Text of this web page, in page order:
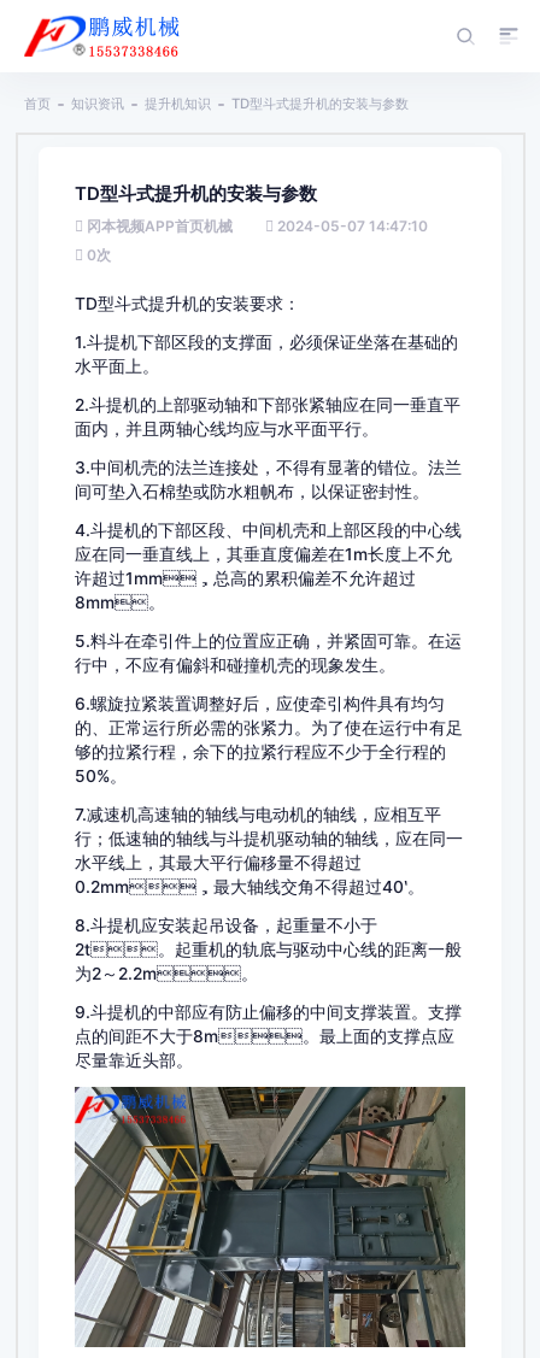
首页 知识资讯 提升机知识 TD型斗式提升机的安装与参数
TD型斗式提升机的安装与参数
冈本视频APP首页机械
2024-05-07 14:47:10
0次
TD型斗式提升机的安装要求：
1.斗提机下部区段的支撑面，必须保证坐落在基础的
水平面上。
2.斗提机的上部驱动轴和下部张紧轴应在同一垂直平
面内，并且两轴心线均应与水平面平行。
3.中间机壳的法兰连接处，不得有显著的错位。法兰
间可垫入石棉垫或防水粗帆布，以保证密封性。
4.斗提机的下部区段、中间机壳和上部区段的中心线
应在同一垂直线上，其垂直度偏差在1m长度上不允
许超过1mm，总高的累积偏差不允许超过
8mm。
5.料斗在牵引件上的位置应正确，并紧固可靠。在运
行中，不应有偏斜和碰撞机壳的现象发生。
6.螺旋拉紧装置调整好后，应使牵引构件具有均匀
的、正常运行所必需的张紧力。为了使在运行中有足
够的拉紧行程，余下的拉紧行程应不少于全行程的
50%。
7.减速机高速轴的轴线与电动机的轴线，应相互平
行；低速轴的轴线与斗提机驱动轴的轴线，应在同一
水平线上，其最大平行偏移量不得超过
0.2mm，最大轴线交角不得超过40‵。
8.斗提机应安装起吊设备，起重量不小于
2t。起重机的轨底与驱动中心线的距离一般
为2～2.2m。
9.斗提机的中部应有防止偏移的中间支撑装置。支撑
点的间距不大于8m。最上面的支撑点应
尽量靠近头部。